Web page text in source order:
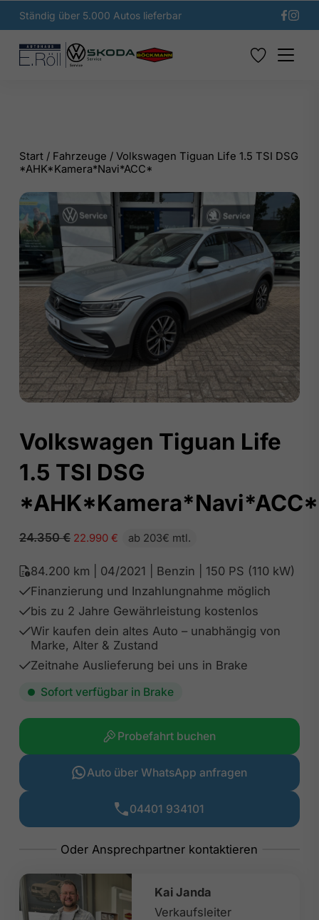
Ständig über 5.000 Autos lieferbar
Start/ Fahrzeuge / Volkswagen Tiguan Life 1.5 TSI DSG
*AHK*Kamera*Navi*ACC*
Volkswagen Tiguan Life
1.5 TSI DSG
*AHK*Kamera*Navi*ACC*
24.350€22.990 € ab 203€ mtl.
84.200 km | 04/2021 | Benzin | 150 PS (110 kW)
Finanzierung und Inzahlungnahme möglich
bis zu 2 Jahre Gewährleistung kostenlos
Wir kaufen dein altes Auto – unabhängig von
Marke, Alter & Zustand
Zeitnahe Auslieferung bei uns in Brake
Sofort verfügbar in Brake
Probefahrt buchen
Auto über WhatsApp anfragen
04401 934101
Kai Janda
Verkaufsleiter